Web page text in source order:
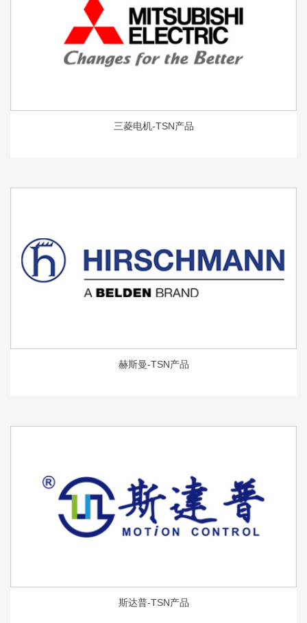
三菱电机-TSN产品
赫斯曼-TSN产品
斯达普-TSN产品